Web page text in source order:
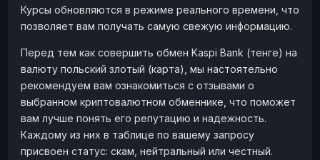
Курсы обновляются в режиме реального времени, что
позволяет вам получать самую свежую информацию.
Перед тем как совершить обмен Kaspi Bank (тенге) на
валюту польский злотый (карта), мы настоятельно
рекомендуем вам ознакомиться с отзывами о
выбранном криптовалютном обменнике, что поможет
вам лучше понять его репутацию и надежность.
Каждому из них в таблице по вашему запросу
присвоен статус: скам, нейтральный или честный.